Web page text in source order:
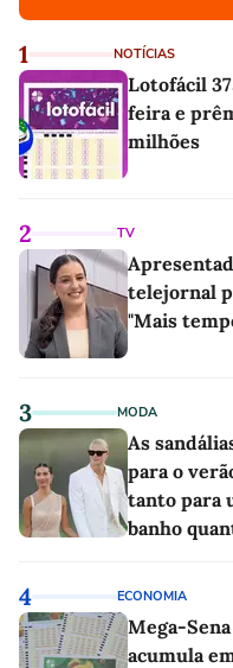
1 NOTÍCIAS
Lotofácil
feira e
milhões
2 TV
telejornal
"Mais
3 MODA
As
para o
tanto para
banho
4 ECONOMIA
Mega-
acumula